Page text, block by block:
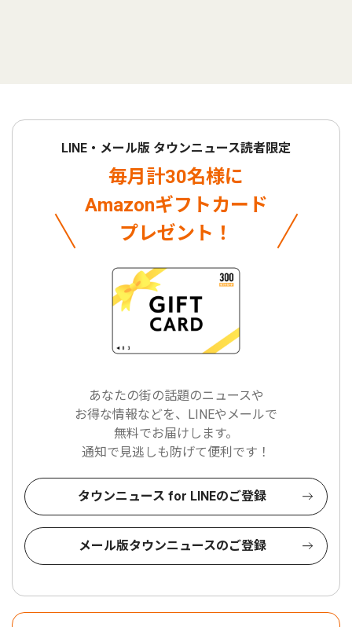
LINE・メール版 タウンニュース読者限定
毎月計30名様に
Amazonギフトカード
プレゼント！
あなたの街の話題のニュースや
お得な情報などを、LINEやメールで
無料でお届けします。
通知で見逃しも防げて便利です！
タウンニュース for LINEのご登録
メール版タウンニュースのご登録